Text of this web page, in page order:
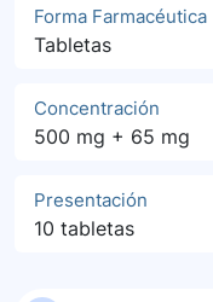
Forma Farmacéutica
Tabletas
Concentración
500 mg + 65 mg
Presentación
10 tabletas